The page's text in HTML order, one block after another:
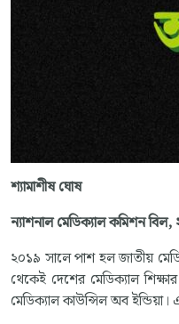
শ্যামাশীষ ঘোষ
ন্যাশনাল মেডিক্যালকমিশনবিল,
২০১৯ সালে পাশ হল জাতীয়
থেকেই দেশের মেডিক্যাল
মেডিক্যাল কাউন্সিল অব